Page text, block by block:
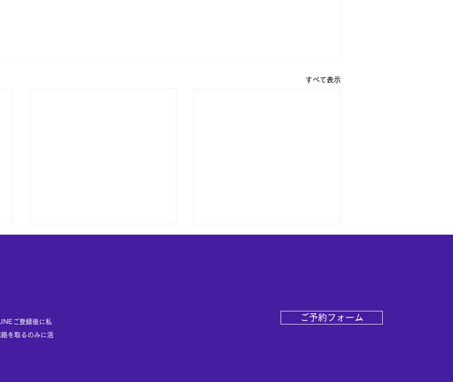
すべて表示
風水グッツの販売はしてませ
ご登録後に私
を取るのみに活
ご予約フォーム